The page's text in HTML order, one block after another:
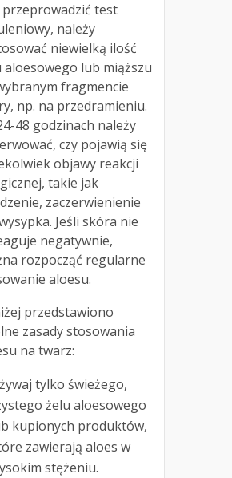
przeprowadzić test
należy
niewielką ilość
aloesowego lub miąższu
fragmencie
np. na przedramieniu.
48 godzinach należy
czy pojawią się
objawy reakcji
takie jak
zaczerwienienie
Jeśli skóra nie
negatywnie,
rozpocząć regularne
aloesu.
przedstawiono
zasady stosowania
na twarz:
tylko świeżego,
żelu aloesowego
kupionych produktów,
zawierają aloes w
stężeniu.